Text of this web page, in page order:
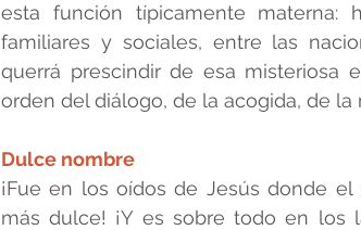
esta función típicamente materna:
familiares y sociales, entre las
querrá prescindir de esa misteriosa
orden del diálogo, de la acogida, de la
Dulce nombre
¡Fue en los oídos de Jesús donde
más dulce! ¡Y es sobre todo en los